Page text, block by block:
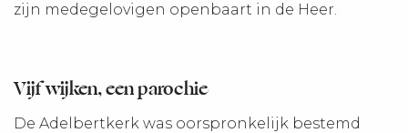
zijn medegelovigen openbaart in de Heer.
Vijf wijken, één parochie
De Adelbertkerk was oorspronkelijk bestemd